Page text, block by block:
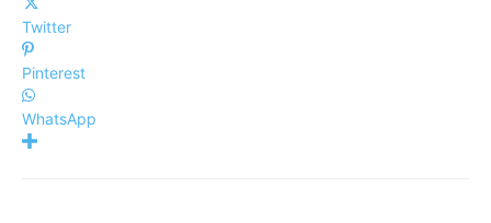
Twitter
Pinterest
WhatsApp